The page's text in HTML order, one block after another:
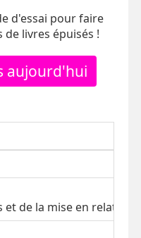
d'essai pour faire
livres épuisés !
aujourd'hui
de la mise en relation